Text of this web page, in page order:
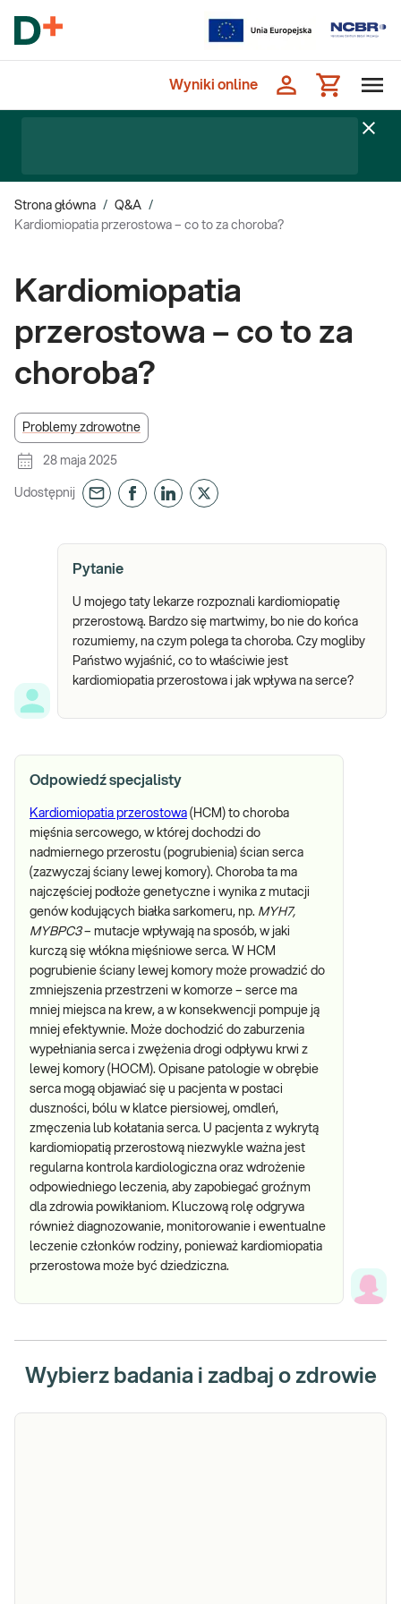
Wyniki online
Strona główna / Q&A /
Kardiomiopatia przerostowa – co to za choroba?
Kardiomiopatia
przerostowa – co to za
choroba?
Problemy zdrowotne
28 maja 2025
Udostępnij
Pytanie
U mojego taty lekarze rozpoznali kardiomiopatię
przerostową. Bardzo się martwimy, bo nie do końca
rozumiemy, na czym polega ta choroba. Czy mogliby
Państwo wyjaśnić, co to właściwie jest
kardiomiopatia przerostowa i jak wpływa na serce?
Odpowiedź specjalisty
Kardiomiopatia przerostowa (HCM) to choroba
mięśnia sercowego, w której dochodzi do
nadmiernego przerostu (pogrubienia) ścian serca
(zazwyczaj ściany lewej komory). Choroba ta ma
najczęściej podłoże genetyczne i wynika z mutacji
genów kodujących białka sarkomeru, np. MYH7,
MYBPC3– mutacje wpływają na sposób, w jaki
kurczą się włókna mięśniowe serca. W HCM
pogrubienie ściany lewej komory może prowadzić do
zmniejszenia przestrzeni w komorze – serce ma
mniej miejsca na krew, a w konsekwencji pompuje ją
mniej efektywnie. Może dochodzić do zaburzenia
wypełniania serca i zwężenia drogi odpływu krwi z
lewej komory (HOCM). Opisane patologie w obrębie
serca mogą objawiać się u pacjenta w postaci
duszności, bólu w klatce piersiowej, omdleń,
zmęczenia lub kołatania serca. U pacjenta z wykrytą
kardiomiopatią przerostową niezwykle ważna jest
regularna kontrola kardiologiczna oraz wdrożenie
odpowiedniego leczenia, aby zapobiegać groźnym
dla zdrowia powikłaniom. Kluczową rolę odgrywa
również diagnozowanie, monitorowanie i ewentualne
leczenie członków rodziny, ponieważ kardiomiopatia
przerostowa może być dziedziczna.
Wybierz badania i zadbaj o zdrowie